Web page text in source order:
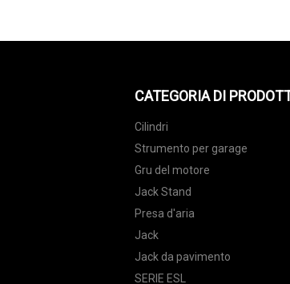
CATEGORIA DI
Cilindri
Strumento per garage
Gru del motore
Jack Stand
Presa d'aria
Jack
Jack da pavimento
SERIE ESL